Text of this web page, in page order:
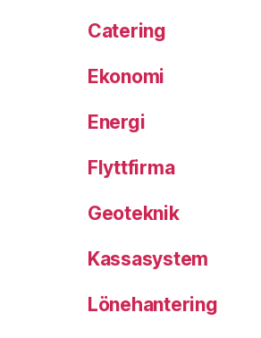
Catering
Ekonomi
Energi
Flyttfirma
Geoteknik
Kassasystem
Lönehantering